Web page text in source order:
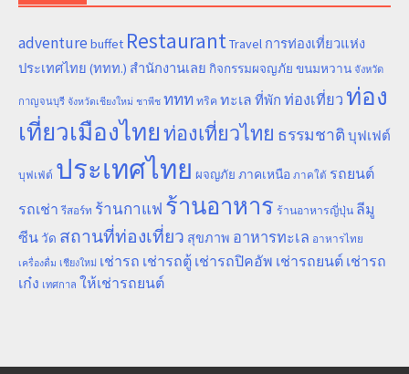
adventure buffet RestaurantTravel การท่องเที่ยวแห่ง
ประเทศไทย (ททท.) สำนักงานเลย กิจกรรมผจญภัย ขนมหวาน จังหวัด
กาญจนบุรี จังหวัดเชียงใหม่ ชาพีช ททท ทริค ทะเล ที่พัก ท่องเที่ยวท่อง
เที่ยวเมืองไทยท่องเที่ยวไทย ธรรมชาติ บุฟเฟต์
บุฟเฟ่ต์ ประเทศไทย ผจญภัย ภาคเหนือ ภาคใต้ รถยนต์
รถเช่า รีสอร์ท ร้านกาแฟ ร้านอาหาร ร้านอาหารญี่ปุ่น ลีมู
ซีน วัด สถานที่ท่องเที่ยว สุขภาพ อาหารทะเล อาหารไทย
เครื่องดื่ม เชียงใหม่ เช่ารถ เช่ารถตู้ เช่ารถปิคอัพ เช่ารถยนต์ เช่ารถ
เก๋ง เทศกาล ให้เช่ารถยนต์